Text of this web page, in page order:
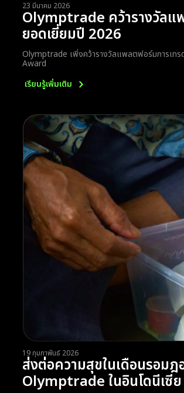
23 มีนาคม 2026
Olymptrade คว้ารางวัลแ
ยอดเยี่ยมปี 2026
Olymptrade เพิ่งคว้ารางวัลแพลตฟอร์มการเท
Award
เรียนรู้เพิ่มเติม
19 กุมภาพันธ์ 2026
ส่งต่อความสุขในเดือนรอม
Olymptrade ในอินโดนีเซีย